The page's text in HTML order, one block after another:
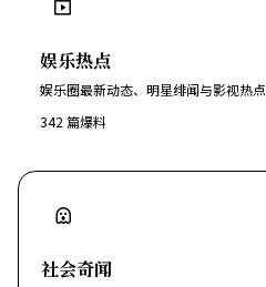
娱乐热点
娱乐圈最新动态、明星绯闻与影视热点
342 篇爆料
社会奇闻